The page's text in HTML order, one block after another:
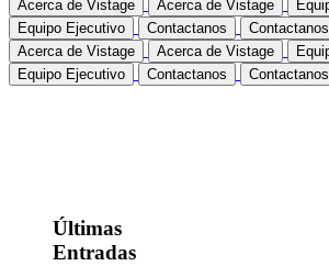
Acerca de Vistage
Acerca de Vistage
Equipo Ejecutivo
Contactanos
Contactanos
Acerca de Vistage
Acerca de Vistage
Equipo Ejecutivo
Contactanos Contactanos
Últimas
Entradas